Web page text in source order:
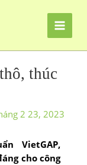
thúc
2 23, 2023
VietGAP,
cho công